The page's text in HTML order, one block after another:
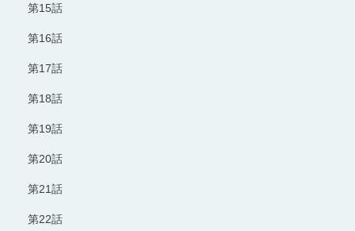
第15話
第16話
第17話
第18話
第19話
第20話
第21話
第22話